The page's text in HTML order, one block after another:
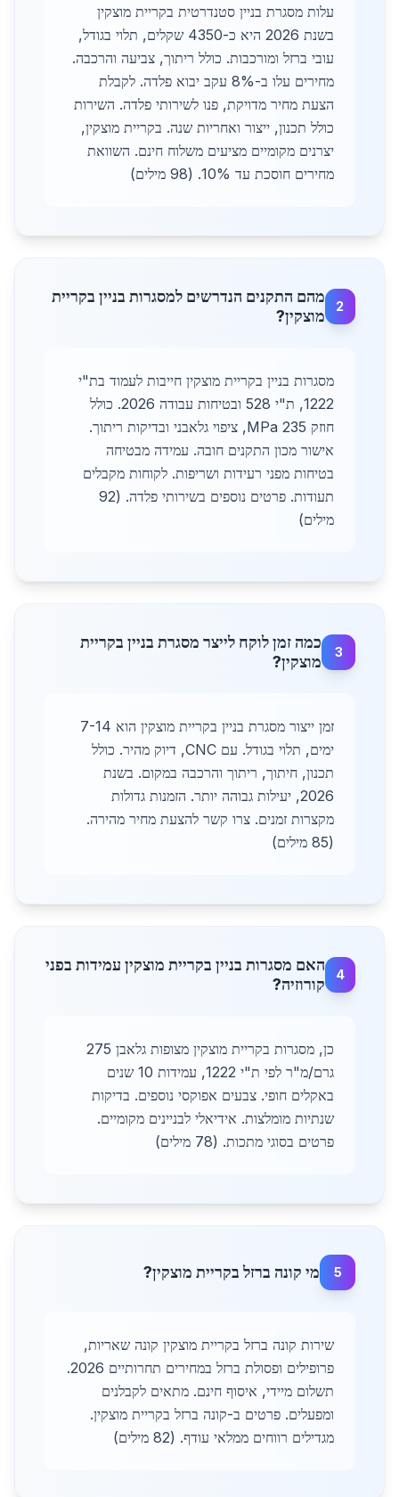
עלות מסגרת בניין סטנדרטית בקריית מוצקין
בשנת 2026 היא כ-4350 שקלים, תלוי בגודל,
עובי ברזל ומורכבות. כולל ריתוך, צביעה והרכבה.
מחירים עלו ב-8% עקב יבוא פלדה. לקבלת
הצעת מחיר מדויקת, פנו לשירותי פלדה. השירות
כולל תכנון, ייצור ואחריות שנה. בקריית מוצקין,
יצרנים מקומיים מציעים משלוח חינם. השוואת
מחירים חוסכת עד 10%. (98 מילים)
2
מהם התקנים הנדרשים למסגרות בניין בקריית
מוצקין?
מסגרות בניין בקריית מוצקין חייבות לעמוד בת"י
1222, ת"י 528 ובטיחות עבודה 2026. כולל
חוזק 235 MPa, ציפוי גלאבני ובדיקות ריתוך.
אישור מכון התקנים חובה. עמידה מבטיחה
בטיחות מפני רעידות ושריפות. לקוחות מקבלים
תעודות. פרטים נוספים בשירותי פלדה. (92
מילים)
3
כמה זמן לוקח לייצר מסגרת בניין בקריית
מוצקין?
זמן ייצור מסגרת בניין בקריית מוצקין הוא 7-14
ימים, תלוי בגודל. עם CNC, דיוק מהיר. כולל
תכנון, חיתוך, ריתוך והרכבה במקום. בשנת
2026, יעילות גבוהה יותר. הזמנות גדולות
מקצרות זמנים. צרו קשר להצעת מחיר מהירה.
(85 מילים)
4
האם מסגרות בניין בקריית מוצקין עמידות בפני
קורוזיה?
כן, מסגרות בקריית מוצקין מצופות גלאבן 275
גרם/מ"ר לפי ת"י 1222, עמידות 10 שנים
באקלים חופי. צבעים אפוקסי נוספים. בדיקות
שנתיות מומלצות. אידיאלי לבניינים מקומיים.
פרטים בסוגי מתכות. (78 מילים)
5 מי קונה ברזל בקריית מוצקין?
שירות קונה ברזל בקריית מוצקין קונה שאריות,
פרופילים ופסולת ברזל במחירים תחרותיים 2026.
תשלום מיידי, איסוף חינם. מתאים לקבלנים
ומפעלים. פרטים ב-קונה ברזל בקריית מוצקין.
מגדילים רווחים ממלאי עודף. (82 מילים)